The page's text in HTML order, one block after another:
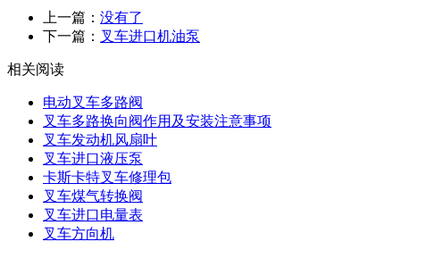
上一篇： 没有了
下一篇： 叉车进口机油泵
相关阅读
电动叉车多路阀
叉车多路换向阀作用及安装注意事项
叉车发动机风扇叶
叉车进口液压泵
卡斯卡特叉车修理包
叉车煤气转换阀
叉车进口电量表
叉车方向机